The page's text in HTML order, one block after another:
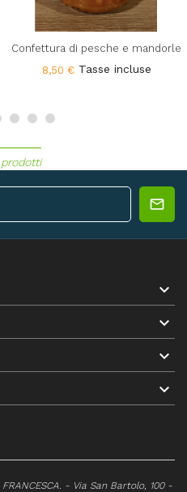
Confettura di pesche e mandorle
8,50 €Tasse incluse




- Via San Bartolo, 100 -